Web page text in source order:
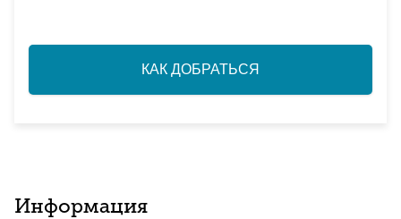
КАК ДОБРАТЬСЯ
Информация